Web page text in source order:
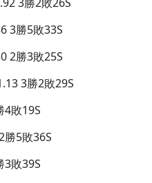
3勝5敗33S
2勝3敗25S
3勝2敗29S
4敗19S
勝5敗36S
3敗39S